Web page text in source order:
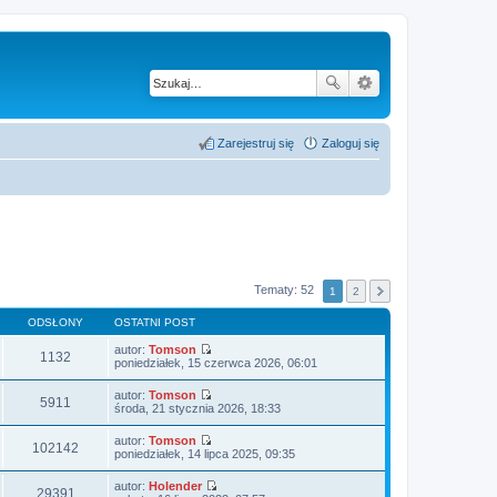
Zaloguj się
Zarejestruj się
Tematy: 52 1 2
ODSŁONY OSTATNI POST
1132 autor: Tomson
W
i
e
l
a
j
poniedziałek, 15 czerwca 2026, 06:01
5911 autor: Tomson
W
i
e
t
środa, 21 stycznia 2026, 18:33
102142 autor: Tomson
W
ś
w
poniedziałek, 14 lipca 2025, 09:35
29391 autor: Holender